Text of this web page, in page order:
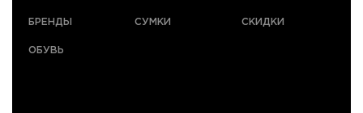
БРЕНДЫ
ОБУВЬ
СУМКИ СКИДКИ